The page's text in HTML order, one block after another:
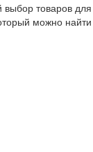
товаров
можно